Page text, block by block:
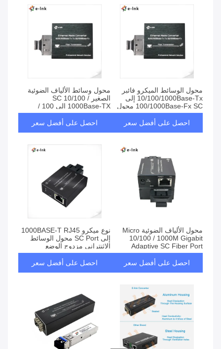
محول الوسائط الميكرو فائبر
10/100/1000Base-Tx إلى
100/1000Base-Fx SC محول
الوسائط جيجابيت
احصل على أفضل سعر
محول وسائط الألياف الضوئية
الصغير SC 10/100 /
1000Base-TX إلى 100 /
1000Base-Fx
احصل على أفضل سعر
محول الألياف الضوئية Micro
10/100 / 1000M Gigabit
Adaptive SC Fiber Port
Converter
احصل على أفضل سعر
نوع ميكرو 1000BASE-T RJ45
إلى SC Port محول الوسائط
الإثنتراني مزدوج الوضع
احصل على أفضل سعر